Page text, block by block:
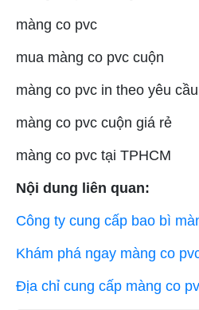
màng co pvc
mua màng co pvc cuộn
màng co pvc in theo yêu cầu
màng co pvc cuộn giá rẻ
màng co pvc tại TPHCM
Nội dung liên quan:
Công ty cung cấp bao bì
Khám phá ngay màng co
Địa chỉ cung cấp màng co